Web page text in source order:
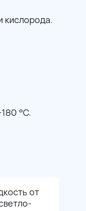
кислорода.
°C.
от